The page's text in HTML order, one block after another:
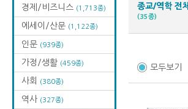
경제/비즈니스 (1,713종)
에세이/산문 (1,122종)
인문 (939종)
가정/생활 (459종)
사회 (380종)
역사 (327종)
종교/역학 전체
(35종)
모두보기